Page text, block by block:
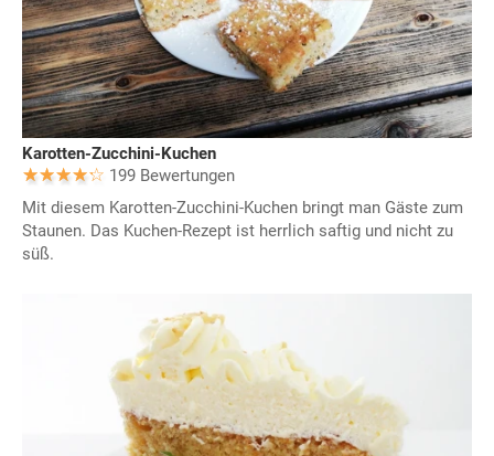
Karotten-Zucchini-Kuchen
199 Bewertungen
Mit diesem Karotten-Zucchini-Kuchen bringt man Gäste zum
Staunen. Das Kuchen-Rezept ist herrlich saftig und nicht zu
süß.